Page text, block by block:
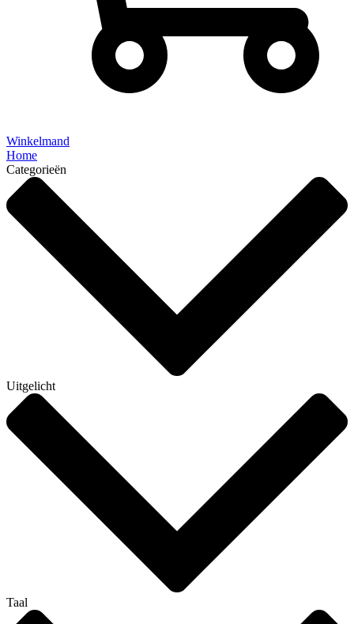
Winkelmand
Home
Categorieën
Uitgelicht
Taal